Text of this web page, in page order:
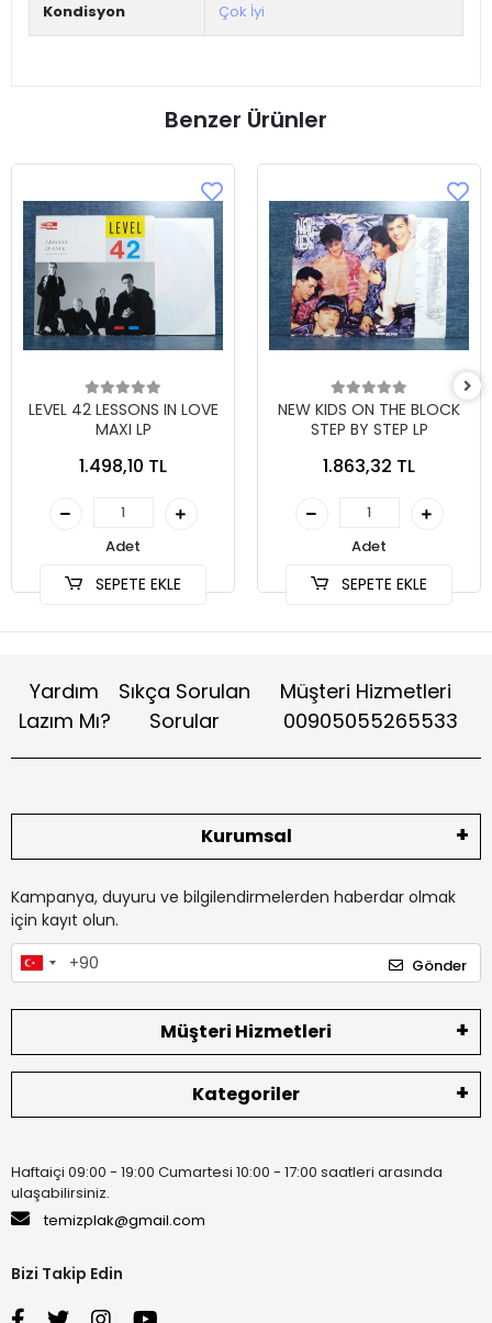
Kondisyon Çok İyi
Benzer Ürünler
LEVEL 42 LESSONS IN LOVE
MAXI LP
1.498,10 TL
Adet
SEPETE EKLE
NEW KIDS ON THE BLOCK
STEP BY STEP LP
1.863,32 TL
Adet
SEPETE EKLE
Yardım
Lazım Mı?
Sıkça Sorulan
Sorular
Müşteri Hizmetleri
00905055265533
Kurumsal
Kampanya, duyuru ve bilgilendirmelerden haberdar olmak
için kayıt olun.
Gönder
Müşteri Hizmetleri
Kategoriler
Haftaiçi 09:00 - 19:00 Cumartesi 10:00 - 17:00 saatleri arasında
ulaşabilirsiniz.
temizplak@gmail.com
Bizi Takip Edin